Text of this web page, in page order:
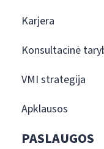
Karjera
Konsultacinė
VMI strategija
Apklausos
PASLAUGOS